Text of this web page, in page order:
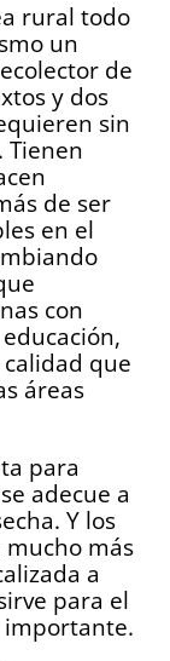
rural todo
un
de
y dos
sin
Tienen
de ser
en el
con
que
áreas
para
adecue a
Y los
mucho más
a
para el
importante.